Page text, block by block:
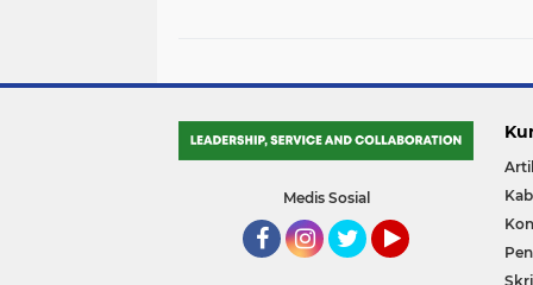
Medis Sosial